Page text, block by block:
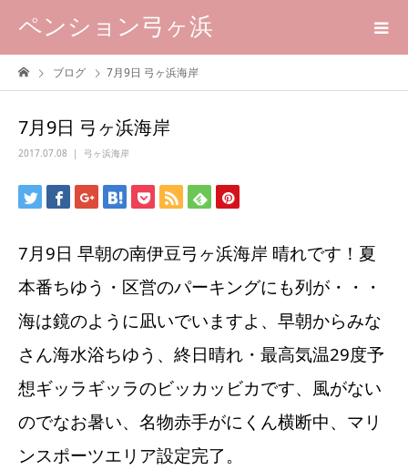
ペンション弓ヶ浜
ブログ 7月9日 弓ヶ浜海岸
7月9日 弓ヶ浜海岸
2017.07.08 弓ヶ浜海岸
7月9日 早朝の南伊豆弓ヶ浜海岸 晴れです！夏
本番ちゆう・区営のパーキングにも列が・・・
海は鏡のように凪いでいますよ、早朝からみな
さん海水浴ちゆう、終日晴れ・最高気温29度予
想ギッラギッラのビッカッビカです、風がない
のでなお暑い、名物赤手がにくん横断中、マリ
ンスポーツエリア設定完了。